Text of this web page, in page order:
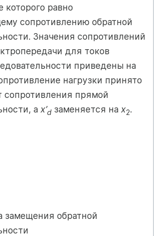
которого равно
сопротивлению обратной
Значения сопротивлений
для токов
приведены на
нагрузки принято
сопротивления прямой
а x’d заменяется на x2.
замещения обратной